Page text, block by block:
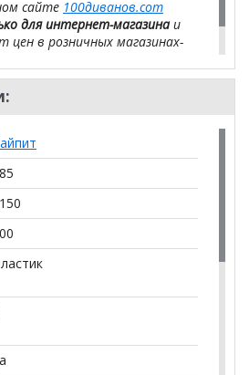
сайте 100диванов.com
для интернет-магазинаи
в розничных магазинах-